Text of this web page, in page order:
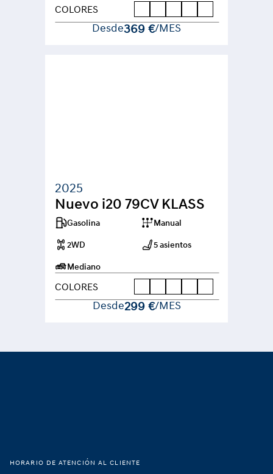
COLORES
Desde369 €/MES
2025
Nuevo i20 79CV KLASS
Gasolina Manual
2WD 5 asientos
Mediano
COLORES
Desde299 €/MES
HORARIO DE ATENCIÓN AL CLIENTE